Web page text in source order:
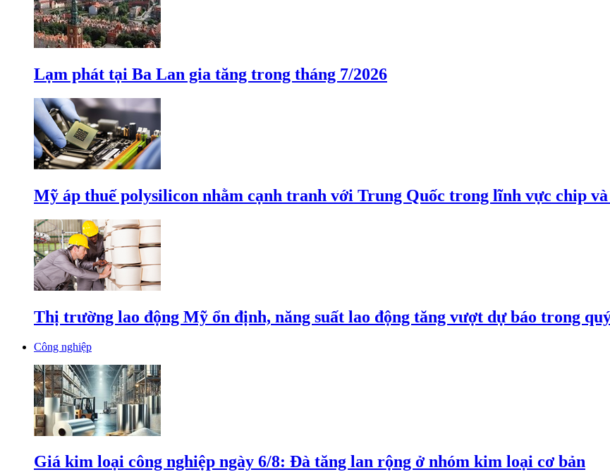
Lạm phát tại Ba Lan gia tăng trong tháng 7/2026
Mỹ áp thuế polysilicon nhằm cạnh tranh với Trung Quốc trong lĩnh vực chip
Thị trường lao động Mỹ ổn định, năng suất lao động tăng vượt dự báo trong
Công nghiệp
Giá kim loại công nghiệp ngày 6/8: Đà tăng lan rộng ở nhóm kim loại cơ bản